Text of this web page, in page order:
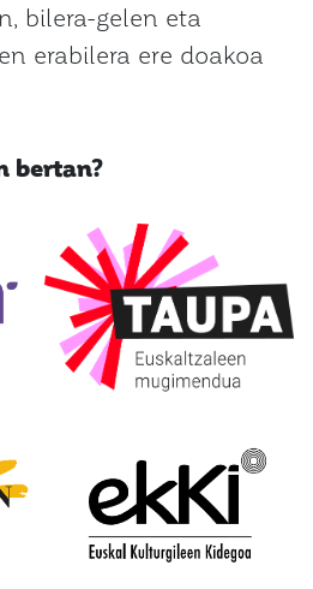
bilera-gelen eta
erabilera ere doakoa
bertan?